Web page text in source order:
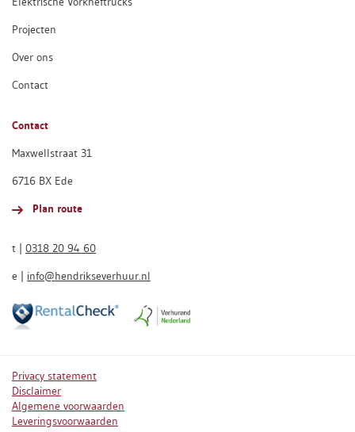
Projecten
Over ons
Contact
Contact
Maxwellstraat 31
6716 BX Ede
Plan route
t | 0318 20 94 60
e | info@hendrikseverhuur.nl
Privacy statement
Disclaimer
Algemene voorwaarden
Leveringsvoorwaarden